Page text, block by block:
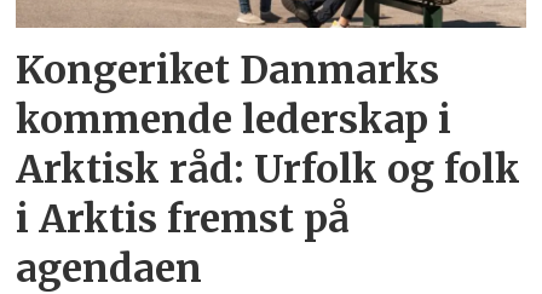
Kongeriket Danmarks
kommende lederskap i
Arktisk råd: Urfolk og folk
i Arktis fremst på
agendaen